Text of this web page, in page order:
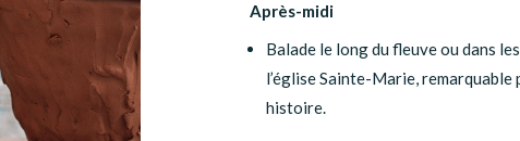
Après-midi
Balade le long du fleuve ou dans
l’église Sainte-Marie, remarquable
histoire.